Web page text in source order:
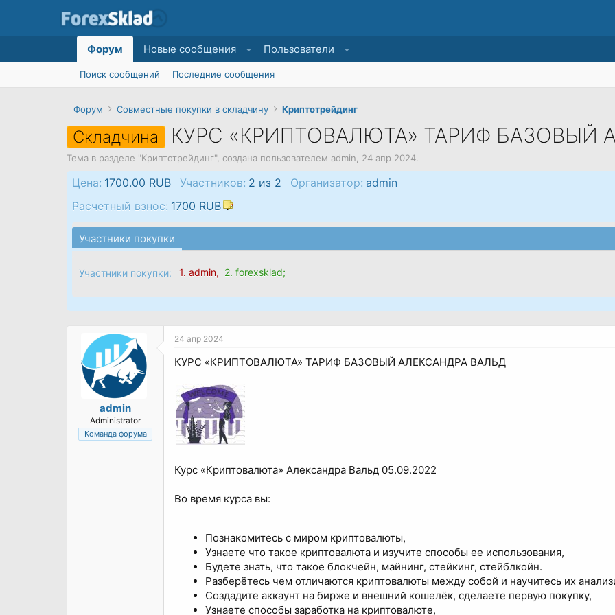
Форум Совместные покупки в складчину Криптотрейдинг
Складчина КУРС «КРИПТОВАЛЮТА» ТАРИФ БАЗОВЫЙ
Тема в разделе "Криптотрейдинг", создана пользователем admin 24 апр 2024.
Цена: 1700.00 RUB Участников: 2 из 2 Организатор: admin
Расчетный взнос: 1700 RUB
Участники покупки
Участники покупки: 1. admin, 2. forexsklad;
admin
Administrator
Команда форума
24 апр 2024
КУРС «КРИПТОВАЛЮТА» ТАРИФ БАЗОВЫЙ АЛЕКСАНДРА ВАЛЬД
Курс «Криптовалюта» Александра Вальд 05.09.2022
Во время курса вы:
Познакомитесь с миром криптовалюты,
Узнаете что такое криптовалюта и изучите способы ее использования,
Будете знать, что такое блокчейн, майнинг, стейкинг, стейблкойн.
Разберётесь чем отличаются криптовалюты между собой и научитесь их
Создадите аккаунт на бирже и внешний кошелёк, сделаете первую покупку,
Узнаете способы заработка на криптовалюте,
Форум
Поиск сообщений Последние сообщения
Новые сообщения Пользователи